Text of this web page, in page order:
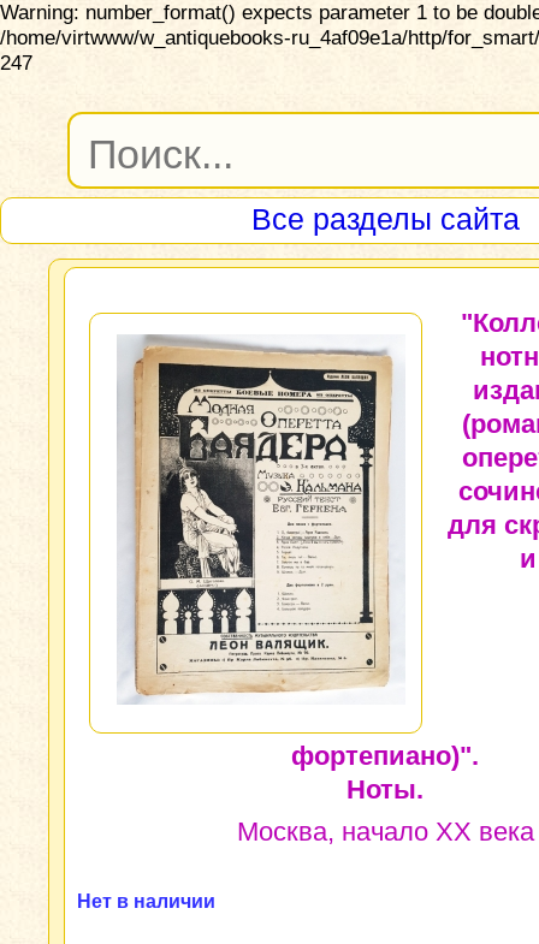
Warning: number_format() expects parameter 1 to be
/home/virtwww/w_antiquebooks-ru_4af09e1a/http/
247
Все разделы сайта
для
и
фортепиано)".
Ноты.
Москва, начало XX века
Нет в наличии